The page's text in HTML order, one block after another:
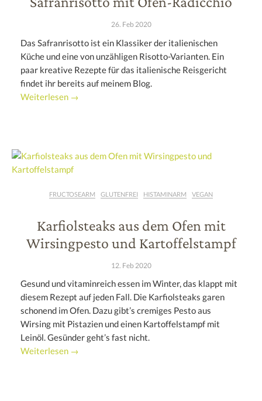
26. Feb 2020
Das Safranrisotto ist ein Klassiker der italienischen
Küche und eine von unzähligen Risotto-Varianten. Ein
paar kreative Rezepte für das italienische Reisgericht
findet ihr bereits auf meinem Blog.
Weiterlesen →
FRUCTOSEARM GLUTENFREI HISTAMINARM VEGAN
Karfiolsteaks aus dem Ofen mit
Wirsingpesto und Kartoffelstampf
12. Feb 2020
Gesund und vitaminreich essen im Winter, das klappt mit
diesem Rezept auf jeden Fall. Die Karfiolsteaks garen
schonend im Ofen. Dazu gibt’s cremiges Pesto aus
Wirsing mit Pistazien und einen Kartoffelstampf mit
Leinöl. Gesünder geht’s fast nicht.
Weiterlesen →